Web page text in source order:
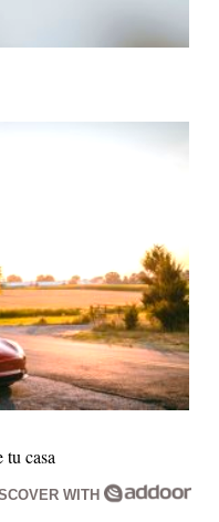
tu casa
WITH